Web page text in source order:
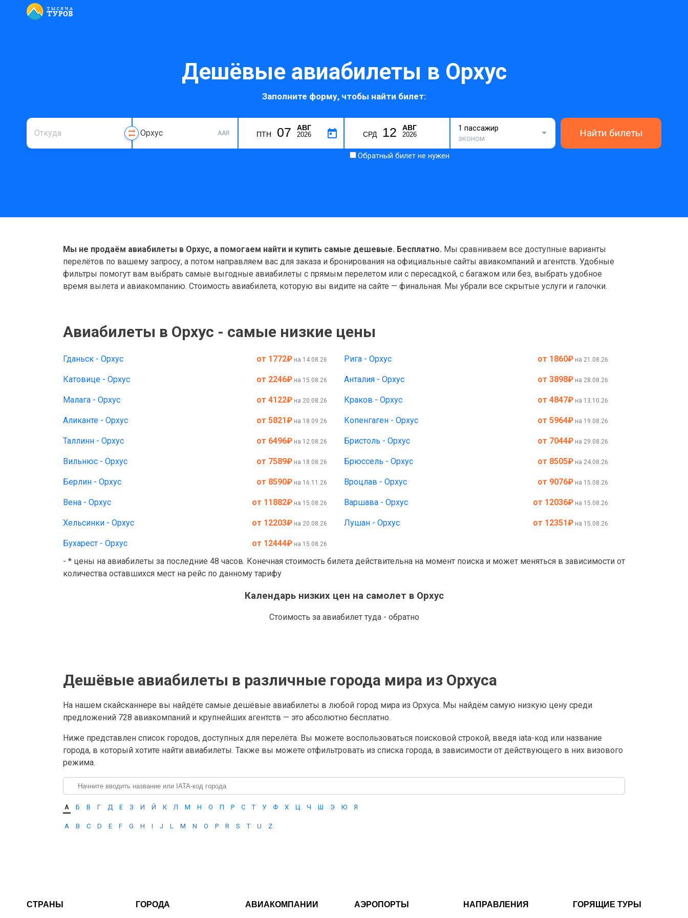
Дешёвые авиабилеты в Орхус
Заполните форму, чтобы найти билет:
AAR ПТН 07 АВГ
2026 СРД 12 АВГ
2026
1 пассажир
эконом
Найти билеты
Обратный билет не нужен
Мы не продаём авиабилеты в Орхус, а помогаем найти и купить самые дешевые. Бесплатно. Мы сравниваем все доступные варианты
перелётов по вашему запросу, а потом направляем вас для заказа и бронирования на официальные сайты авиакомпаний и агентств. Удобные
фильтры помогут вам выбрать самые выгодные авиабилеты с прямым перелетом или с пересадкой, с багажом или без, выбрать удобное
время вылета и авиакомпанию. Стоимость авиабилета, которую вы видите на сайте — финальная. Мы убрали все скрытые услуги и галочки.
Авиабилеты в Орхус - самые низкие цены
Гданьск - Орхус от 1772₽ на 14.08.26 Рига - Орхус от 1860₽ на 21.08.26
Катовице - Орхус от 2246₽ на 15.08.26 Анталия - Орхус от 3898₽ на 28.08.26
Малага - Орхус от 4122₽ на 20.08.26 Краков - Орхус от 4847₽ на 13.10.26
Аликанте - Орхус от 5821₽ на 18.09.26 Копенгаген - Орхус от 5964₽ на 19.08.26
Таллинн - Орхус от 6496₽ на 12.08.26 Бристоль - Орхус от 7044₽ на 29.08.26
Вильнюс - Орхус от 7589₽ на 18.08.26 Брюссель - Орхус от 8505₽ на 24.08.26
Берлин - Орхус от 8590₽ на 16.11.26 Вроцлав - Орхус от 9076₽ на 15.08.26
Вена - Орхус от 11882₽ на 15.08.26 Варшава - Орхус от 12036₽ на 15.08.26
Хельсинки - Орхус от 12203₽ на 20.08.26 Лушан - Орхус от 12351₽ на 15.08.26
Бухарест - Орхус от 12444₽ на 15.08.26
- * цены на авиабилеты за последние 48 часов. Конечная стоимость билета действительна на момент поиска и может меняться в зависимости от
количества оставшихся мест на рейс по данному тарифу
Календарь низких цен на самолет в Орхус
Стоимость за авиабилет туда - обратно
Дешёвые авиабилеты в различные города мира из Орхуса
На нашем скайсканнере вы найдёте самые дешёвые авиабилеты в любой город мира из Орхуса. Мы найдём самую низкую цену среди
предложений 728 авиакомпаний и крупнейших агентств — это абсолютно бесплатно.
Ниже представлен список городов, доступных для перелёта. Вы можете воспользоваться поисковой строкой, введя iata-код или название
города, в который хотите найти авиабилеты. Также вы можете отфильтровать из списка города, в зависимости от действующего в них визового
режима.
А Б В Г Д Е З И Й К Л М Н О П Р С Т У Ф Х Ц Ч Ш Э Ю Я
A B C D E F G H I J L M N O P R S T U Z
СТРАНЫ ГОРОДА АВИАКОМПАНИИ АЭРОПОРТЫ НАПРАВЛЕНИЯ ГОРЯЩИЕ ТУРЫ